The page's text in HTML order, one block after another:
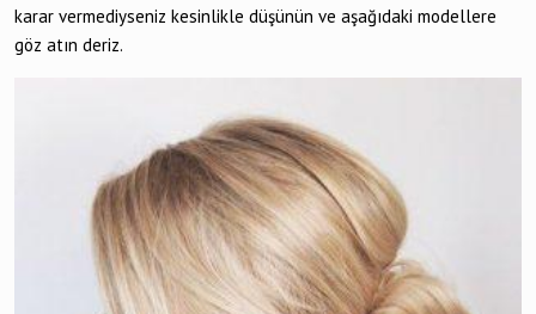
karar vermediyseniz kesinlikle düşünün ve aşağıdaki modellere
göz atın deriz.